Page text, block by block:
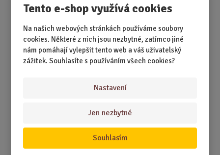
Tento e-shop využívá cookies
Na našich webových stránkách používáme soubory
cookies. Některé z nich jsou nezbytné, zatímco jiné
nám pomáhají vylepšit tento web a váš uživatelský
zážitek. Souhlasíte s používáním všech cookies?
Nastavení
Jen nezbytné
Souhlasím
i
p
o
č
e
SKLADEM 4 KS
Protože někdy jedno „děkuji“ vydá za celý rok úkolů, sešitů
a trpělivosti. A tenhle h...